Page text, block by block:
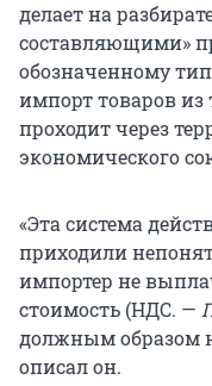
делает на
составляющими»
обозначенному
импорт товаров из
проходит через
экономического
«Эта система
приходили
импортер не
стоимость (НДС. —
должным образом
описал он.